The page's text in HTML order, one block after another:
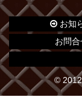
お知
お問合
©